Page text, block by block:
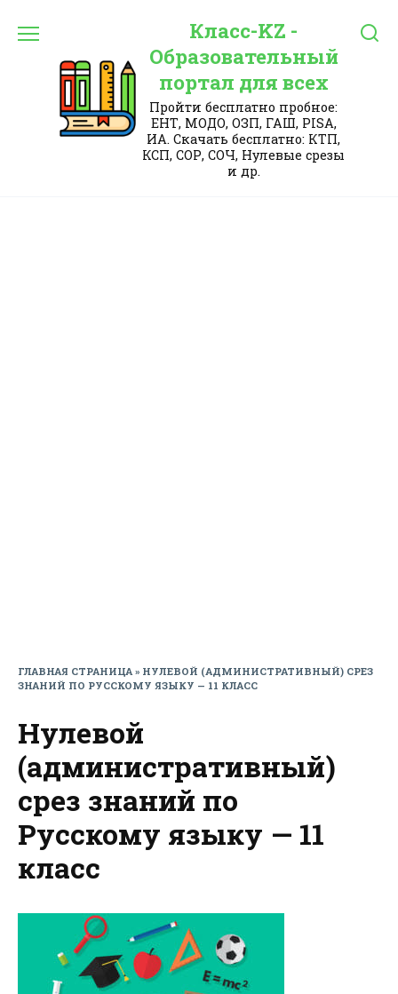
Класс-KZ -
Образовательный
портал для всех
Пройти бесплатно пробное:
ЕНТ, МОДО, ОЗП, ГАШ, PISA,
ИА. Скачать бесплатно: КТП,
КСП, СОР, СОЧ, Нулевые срезы
и др.
ГЛАВНАЯ СТРАНИЦА» НУЛЕВОЙ (АДМИНИСТРАТИВНЫЙ) СРЕЗ
ЗНАНИЙ ПО РУССКОМУ ЯЗЫКУ — 11 КЛАСС
Нулевой
(административный)
срез знаний по
Русскому языку — 11
класс